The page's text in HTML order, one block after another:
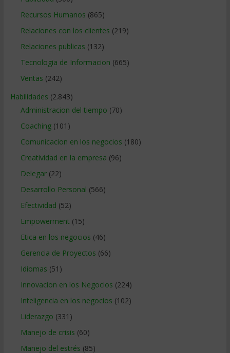
Recursos Humanos (865)
Relaciones con los clientes (219)
Relaciones publicas (132)
Tecnologia de Informacion (665)
Ventas (242)
Habilidades (2.843)
Administracion del tiempo (70)
Coaching(101)
Comunicacion en los negocios (180)
Creatividad en la empresa (96)
Delegar(22)
Desarrollo Personal (566)
Efectividad (52)
Empowerment (15)
Etica en los negocios (46)
Gerencia de Proyectos (66)
Idiomas (51)
Innovacion en los Negocios (224)
Inteligencia en los negocios (102)
Liderazgo (331)
Manejo de crisis (60)
Manejo del estrés (85)